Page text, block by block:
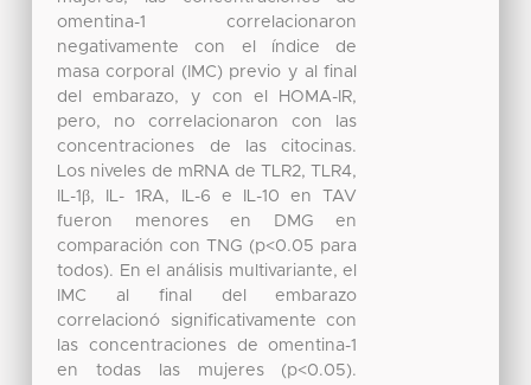
omentina-1 correlacionaron
negativamente con el índice de
masa corporal (IMC) previo y al final
del embarazo, y con el HOMA-IR,
pero, no correlacionaron con las
concentraciones de las citocinas.
Los niveles de mRNA de TLR2, TLR4,
IL-1β, IL- 1RA, IL-6 e IL-10 en TAV
fueron menores en DMG en
comparación con TNG (p<0.05 para
todos). En el análisis multivariante, el
IMC al final del embarazo
correlacionó significativamente con
las concentraciones de omentina-1
en todas las mujeres (p<0.05).